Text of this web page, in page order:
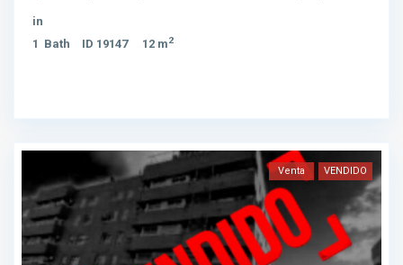
in
1 Bath ID 19147 12 m2
Venta VENDIDO